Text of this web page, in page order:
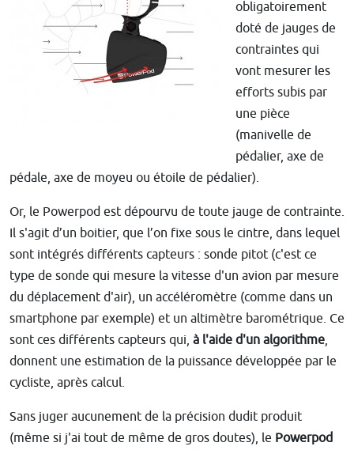
obligatoirement
doté de jauges de
contraintes qui
vont mesurer les
efforts subis par
une pièce
(manivelle de
pédalier, axe de
pédale, axe de moyeu ou étoile de pédalier).
Or, le Powerpod est dépourvu de toute jauge de contrainte.
Il s'agit d’un boitier, que l’on fixe sous le cintre, dans lequel
sont intégrés différents capteurs : sonde pitot (c'est ce
type de sonde qui mesure la vitesse d'un avion par mesure
du déplacement d'air), un accéléromètre (comme dans un
smartphone par exemple) et un altimètre barométrique. Ce
sont ces différents capteurs qui, à l'aide d'un algorithme,
donnent une estimation de la puissance développée par le
cycliste, après calcul.
Sans juger aucunement de la précision dudit produit
(même si j'ai tout de même de gros doutes), le Powerpod